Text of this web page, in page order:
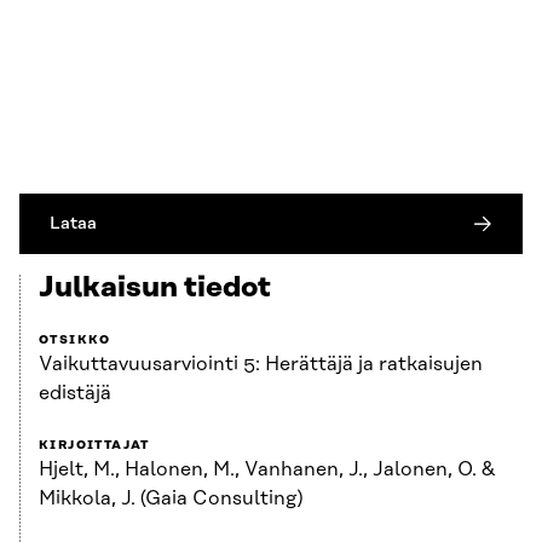
Lataa
Julkaisun tiedot
OTSIKKO
Vaikuttavuusarviointi 5: Herättäjä ja ratkaisujen
edistäjä
KIRJOITTAJAT
Hjelt, M., Halonen, M., Vanhanen, J., Jalonen, O. &
Mikkola, J. (Gaia Consulting)